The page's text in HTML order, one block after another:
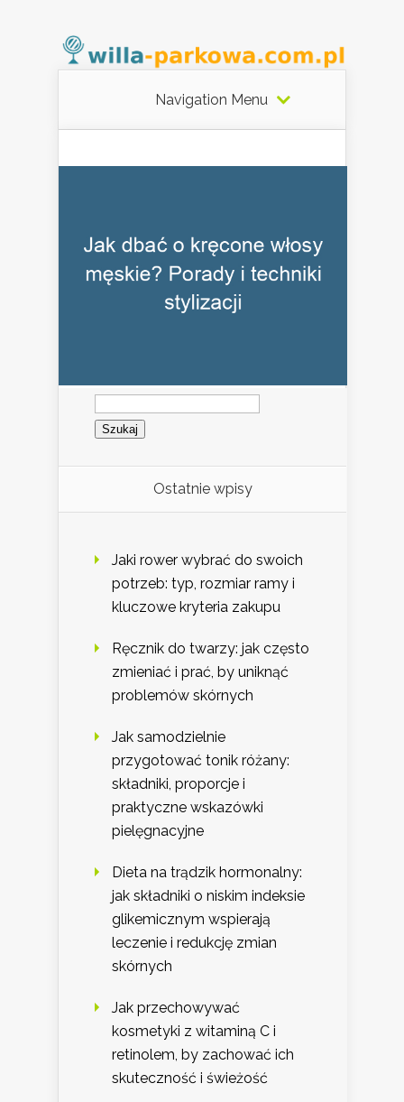
Navigation Menu
Szukaj:
Ostatnie wpisy
Jaki rower wybrać do swoich
potrzeb: typ, rozmiar ramy i
kluczowe kryteria zakupu
Ręcznik do twarzy: jak często
zmieniać i prać, by uniknąć
problemów skórnych
Jak samodzielnie
przygotować tonik różany:
składniki, proporcje i
praktyczne wskazówki
pielęgnacyjne
Dieta na trądzik hormonalny:
jak składniki o niskim indeksie
glikemicznym wspierają
leczenie i redukcję zmian
skórnych
Jak przechowywać
kosmetyki z witaminą C i
retinolem, by zachować ich
skuteczność i świeżość